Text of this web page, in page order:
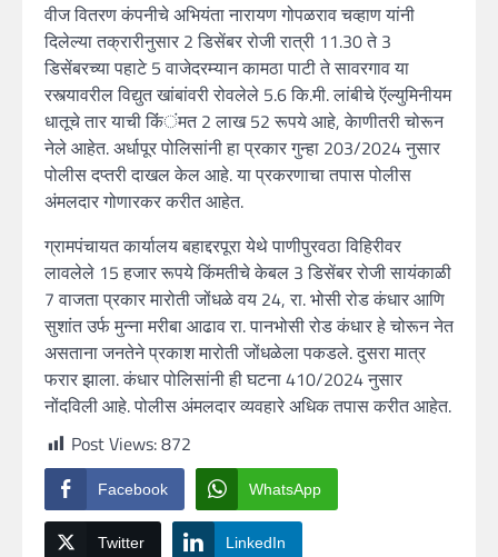
वीज वितरण कंपनीचे अभियंता नारायण गोपळराव चव्हाण यांनी
दिलेल्या तक्रारीनुसार 2 डिसेंबर रोजी रात्री 11.30 ते 3
डिसेंबरच्या पहाटे 5 वाजेदरम्यान कामठा पाटी ते सावरगाव या
रस्त्यावरील विद्युत खांबांवरी रोवलेले 5.6 कि.मी. लांबीचे ऍल्युमिनीयम
धातूचे तार याची किंंंमत 2 लाख 52 रूपये आहे, केाणीतरी चोरून
नेले आहेत. अर्धापूर पोलिसांनी हा प्रकार गुन्हा 203/2024 नुसार
पोलीस दप्तरी दाखल केल आहे. या प्रकरणाचा तपास पोलीस
अंमलदार गोणारकर करीत आहेत.
ग्रामपंचायत कार्यालय बहाद्दरपूरा येथे पाणीपुरवठा विहिरीवर
लावलेले 15 हजार रूपये किंमतीचे केबल 3 डिसेंबर रोजी सायंकाळी
7 वाजता प्रकार मारोती जोंधळे वय 24, रा. भोसी रोड कंधार आणि
सुशांत उर्फ मुन्ना मरीबा आढाव रा. पानभोसी रोड कंधार हे चोरून नेत
असताना जनतेने प्रकाश मारोती जोंधळेला पकडले. दुसरा मात्र
फरार झाला. कंधार पोलिसांनी ही घटना 410/2024 नुसार
नोंदविली आहे. पोलीस अंमलदार व्यवहारे अधिक तपास करीत आहेत.
Post Views:872
Facebook WhatsApp
Twitter LinkedIn